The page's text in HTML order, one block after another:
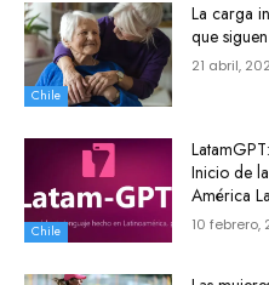
Chile
La carga
que
21 abril,
Chile
Inicio de
América
10 febrero,